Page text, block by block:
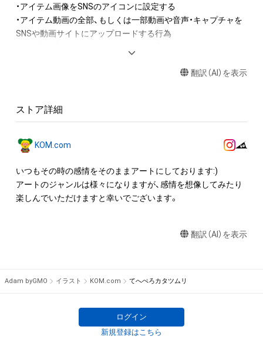
・アイテム画像をSNSのアイコンに設定する
・アイテム動画の全部、もしくは一部動画や音声・キャプチャを
SNSや動画サイトにアップロードする行為
・アイテムの画像を使用してメッセージカードを制作し友達に
アイテムに関する注意事項
ロゴ等を含みますがこれらに限られません。)にかかる知的財産
権(著作権、特許権、実用新案権、商標権、意匠権その他の知的財
産権(それらの権利を取得し、又はそれらの権利につき登録等を
出願する権利を含みます。)を意味します。)は、本アイテムの著
作権を有する方、著作隣接権の権利者またはその管理委託を受
アイテムの保有者が有する権利」の範囲を超えた行為、知的財産
せん。)を行うことはできません。
・本アイテムに関する創作物の利用については、公序良俗や法令
翻訳（AI）を表示
ストア詳細
KOM.com
いつもその時の感情をそのままアートにしております:)
アートのジャンルは様々になりますが、感情を想像してみたり
楽しんでいただけますと幸いでございます。
翻訳（AI）を表示
Adam byGMO イラスト KOM.com てへぺろカタツムリ
ログイン
新規登録はこちら